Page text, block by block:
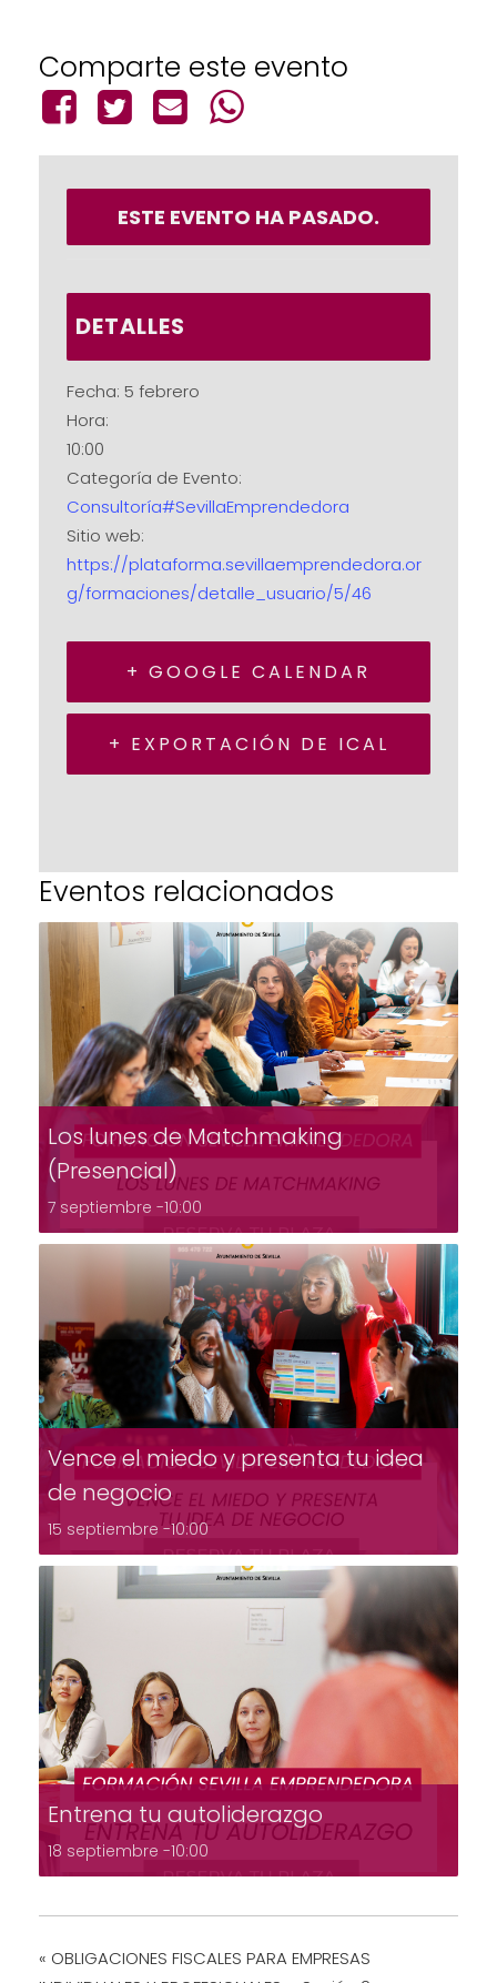
Comparte este evento
ESTE EVENTO HA PASADO.
DETALLES
Fecha: 5 febrero
Hora:
10:00
Categoría de Evento:
Consultoría#SevillaEmprendedora
Sitio web:
https://plataforma.sevillaemprendedora.or
g/formaciones/detalle_usuario/5/46
+ GOOGLE CALENDAR
+ EXPORTACIÓN DE ICAL
Eventos relacionados
Los lunes de Matchmaking
(Presencial)
7 septiembre -10:00
Vence el miedo y presenta tu idea
de negocio
15 septiembre -10:00
Entrena tu autoliderazgo
18 septiembre -10:00
« OBLIGACIONES FISCALES PARA EMPRESAS